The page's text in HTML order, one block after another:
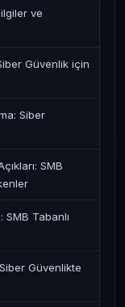
ve
Güvenlik için
Siber
SMB
SMB Tabanlı
Güvenlikte